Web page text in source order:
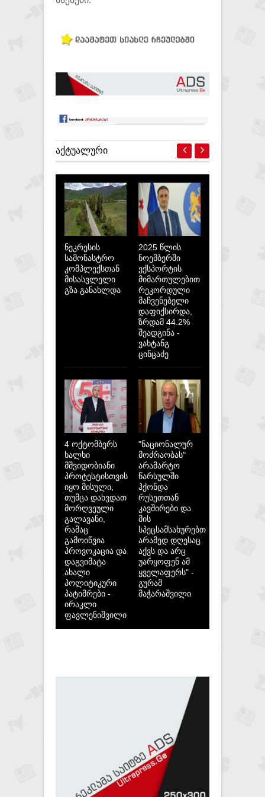
ᲐᲥᲢᲣᲐᲚᲣᲠᲘ
ნეკრესის
სამონასტრო
კომპლექსთან
მისასვლელი
გზა განახლდა
2025 წლის
ნოემბერში
ექსპორტის
მიმართულებით
რეკორდული
მაჩვენებელი
დაფიქსირდა,
ზრდამ 44.2%
შეადგინა -
ვახტანგ
ცინცაძე
4 ოქტომბერს
ხალხი
მშვიდობიანი
პროტესტისთვის
იყო მისული,
თუმცა დახვდათ
მორღვეული
გალავანი,
რამაც
გამოიწვია
პროვოკაცია და
დაგვიმატა
ახალი
პოლიტიკური
პატიმრები -
ირაკლი
ფავლენიშვილი
"ნაციონალურ
მოძრაობას"
არამარტო
წარსულში
ჰქონდა
რუსეთთან
კავშირები და
მის
სპეცსამსახურებთან,
არამედ დღესაც
აქვს და არც
უარყოფენ ამ
ყველაფერს" -
გურამ
მაჭარაშვილი